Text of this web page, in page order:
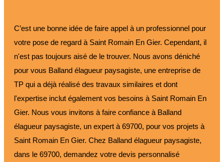
C’est une bonne idée de faire appel à un professionnel pour
votre pose de regard à Saint Romain En Gier. Cependant, il
n'est pas toujours aisé de le trouver. Nous avons déniché
pour vous Balland élagueur paysagiste, une entreprise de
TP qui a déjà réalisé des travaux similaires et dont
l'expertise inclut également vos besoins à Saint Romain En
Gier. Nous vous invitons à faire confiance à Balland
élagueur paysagiste, un expert à 69700, pour vos projets à
Saint Romain En Gier. Chez Balland élagueur paysagiste,
dans le 69700, demandez votre devis personnalisé